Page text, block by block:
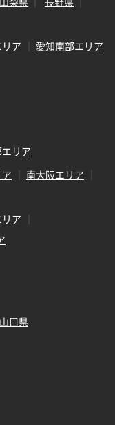
ア
愛知南部エリア
リア
南大阪エリア
ア
山口県